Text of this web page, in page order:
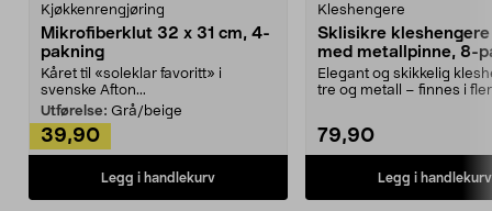
Kjøkkenrengjøring
Mikrofiberklut 32 x 31 cm, 4-
pakning
Kåret til «soleklar favoritt» i
svenske Afton...
Utførelse: Grå/beige
39,90
Legg i handlekurv
Kleshengere
Sklisikre
med metallpinne, 8-
Elegant og skikkelig
tre og metall – finnes i
79,90
Legg i handlekurv